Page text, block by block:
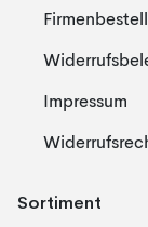
Impressum
Sortiment